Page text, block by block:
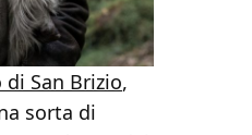
San Brizio,
sorta di